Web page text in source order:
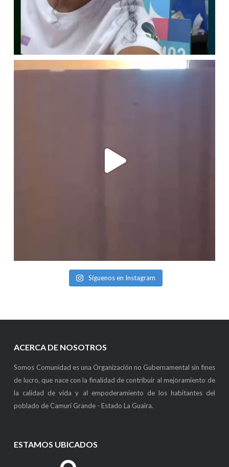
Síguenos en Instagram
ACERCA DE NOSOTROS
Somos Comunidad es una Organización no Gubernamental sin fines
de lucro, que nace con la finalidad de contribuir al mejoramiento de
la calidad de vida y al empoderamiento de los habitantes del
poblado de Camurí Grande - Estado La Guaira.
ESTAMOS UBICADOS